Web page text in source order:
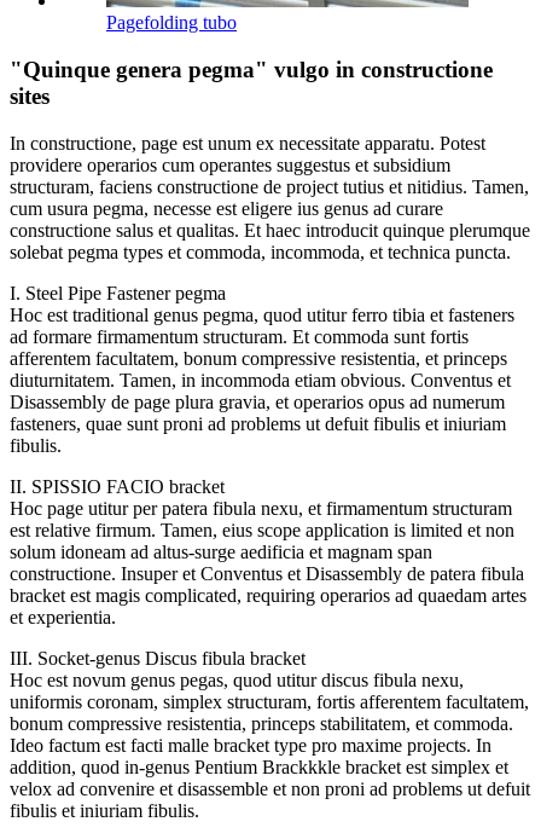
Pagefolding tubo
"Quinque genera pegma" vulgo in constructione
sites
In constructione, page est unum ex necessitate apparatu. Potest
providere operarios cum operantes suggestus et subsidium
structuram, faciens constructione de project tutius et nitidius. Tamen,
cum usura pegma, necesse est eligere ius genus ad curare
constructione salus et qualitas. Et haec introducit quinque plerumque
solebat pegma types et commoda, incommoda, et technica puncta.
I. Steel Pipe Fastener pegma
Hoc est traditional genus pegma, quod utitur ferro tibia et fasteners
ad formare firmamentum structuram. Et commoda sunt fortis
afferentem facultatem, bonum compressive resistentia, et princeps
diuturnitatem. Tamen, in incommoda etiam obvious. Conventus et
Disassembly de page plura gravia, et operarios opus ad numerum
fasteners, quae sunt proni ad problems ut defuit fibulis et iniuriam
fibulis.
II. SPISSIO FACIO bracket
Hoc page utitur per patera fibula nexu, et firmamentum structuram
est relative firmum. Tamen, eius scope application is limited et non
solum idoneam ad altus-surge aedificia et magnam span
constructione. Insuper et Conventus et Disassembly de patera fibula
bracket est magis complicated, requiring operarios ad quaedam artes
et experientia.
III. Socket-genus Discus fibula bracket
Hoc est novum genus pegas, quod utitur discus fibula nexu,
uniformis coronam, simplex structuram, fortis afferentem facultatem,
bonum compressive resistentia, princeps stabilitatem, et commoda.
Ideo factum est facti malle bracket type pro maxime projects. In
addition, quod in-genus Pentium Brackkkle bracket est simplex et
velox ad convenire et disassemble et non proni ad problems ut defuit
fibulis et iniuriam fibulis.